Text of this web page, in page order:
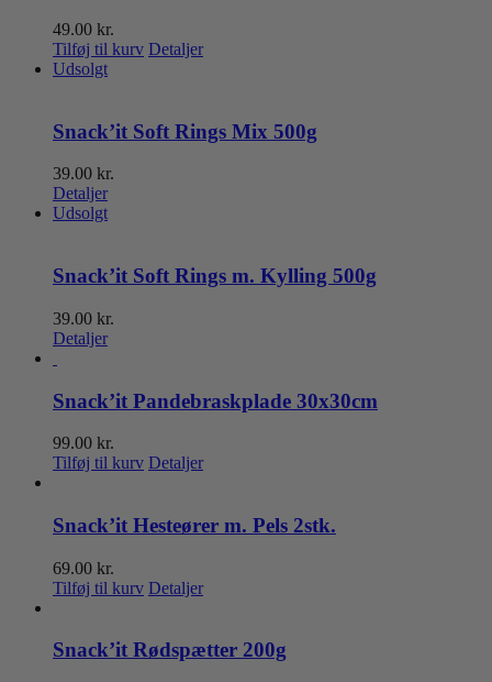
49.00 kr.
Tilføj til kurv Detaljer
Udsolgt
Snack’it Soft Rings Mix 500g
39.00 kr.
Detaljer
Udsolgt
Snack’it Soft Rings m. Kylling 500g
39.00 kr.
Detaljer
Snack’it Pandebraskplade 30x30cm
99.00 kr.
Tilføj til kurv Detaljer
Snack’it Hesteører m. Pels 2stk.
69.00 kr.
Tilføj til kurv Detaljer
Snack’it Rødspætter 200g